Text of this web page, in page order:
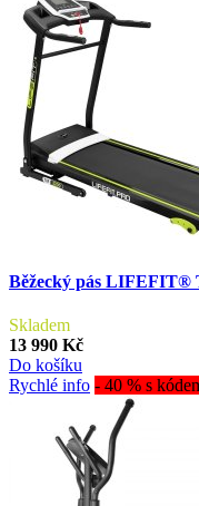
Běžecký pás LIFEFIT®
Skladem
13 990 Kč
Do košíku
Rychlé info - 40 % s